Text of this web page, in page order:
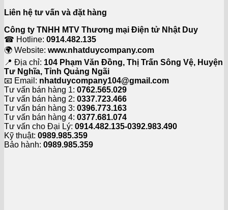
Liên hệ tư vấn và đặt hàng
Công ty TNHH MTV Thương mại Điện tử Nhật Duy
☎ Hotline: 0914.482.135
🌍 Website: www.nhatduycompany.com
📍 Địa chỉ: 104 Phạm Văn Đồng, Thị Trấn Sông Vệ, Huyện
Tư Nghĩa, Tỉnh Quảng Ngãi
📧 Email: nhatduycompany104@gmail.com
Tư vấn bán hàng 1: 0762.565.029
Tư vấn bán hàng 2: 0337.723.466
Tư vấn bán hàng 3: 0396.773.163
Tư vấn bán hàng 4: 0377.681.074
Tư vấn cho Đại Lý: 0914.482.135-0392.983.490
Kỹ thuật: 0989.985.359
Bảo hành: 0989.985.359